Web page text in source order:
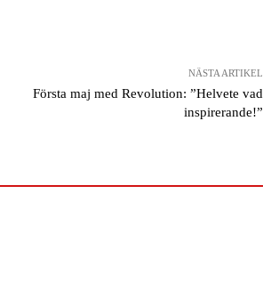
NÄSTA ARTIKEL
Första maj med Revolution: ”Helvete vad
inspirerande!”